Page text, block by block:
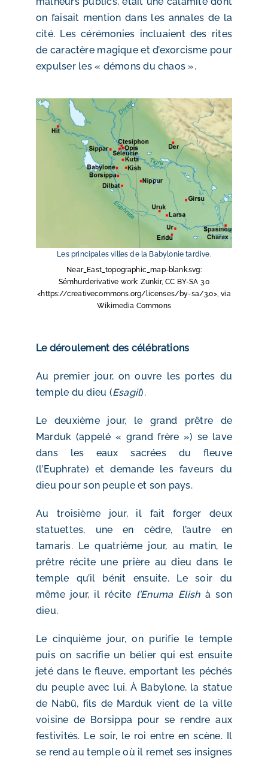
on faisait mention dans les annales de la
cité. Les cérémonies incluaient des rites
de caractère magique et d’exorcisme pour
expulser les « démons du chaos ».
Les principales villes de la Babylonie tardive.
Near_East_topographic_map-blank.svg:
Sémhurderivative work: Zunkir, CC BY-SA 3.0
<https://creativecommons.org/licenses/by-sa/3.0>, via
Wikimedia Commons
Le déroulement des célébrations
Au premier jour, on ouvre les portes du
temple du dieu (Esagil).
Le deuxième jour, le grand prêtre de
Marduk (appelé « grand frère ») se lave
dans les eaux sacrées du fleuve
(l’Euphrate) et demande les faveurs du
dieu pour son peuple et son pays.
Au troisième jour, il fait forger deux
statuettes, une en cèdre, l’autre en
tamaris. Le quatrième jour, au matin, le
prêtre récite une prière au dieu dans le
temple qu’il bénit ensuite. Le soir du
même jour, il récite l’Enuma Elishà son
dieu.
Le cinquième jour, on purifie le temple
puis on sacrifie un bélier qui est ensuite
jeté dans le fleuve, emportant les péchés
du peuple avec lui. À Babylone, la statue
de Nabû, fils de Marduk vient de la ville
voisine de Borsippa pour se rendre aux
festivités. Le soir, le roi entre en scène. Il
se rend au temple où il remet ses insignes